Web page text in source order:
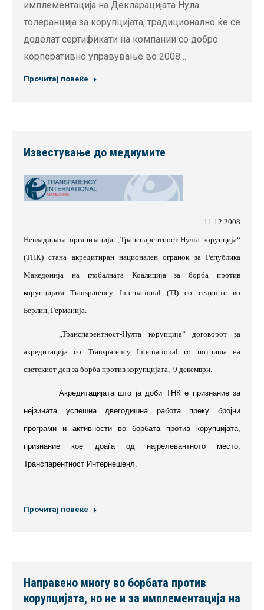
имплементација на Декларацијата Нула
толеранција за корупцијата, традиционално ќе се
доделат сертификати на компании со добро
корпоративно управување во 2008…
Прочитај повеќе
Известување до медиумите
11.12.2008
Невладината организација „Транспарентност-Нулта корупција“
(ТНК) стана акредитиран национален огранок за Република
Македонија на глобалната Коалиција за борба против
корупцијата Transparency International (TI) со седиште во
Берлин, Германија.
„Транспарентност-Нулта корупција“ договорот за
акредитација со Transparency International го потпиша на
светскиот ден за борба против корупцијата,
9 декември.
Акредитацијата што ја доби ТНК е признание за
нејзината успешна двегодишна работа преку бројни
програми и активности во борбата против корупцијата,
признание кое доаѓа од најрелевантното место,
Транспарентност Интернешенл.
Прочитај повеќе
Направено многу во борбата против
корупцијата, но не и за имплементација на